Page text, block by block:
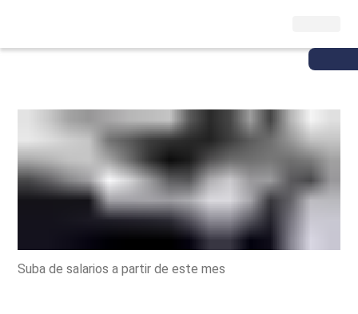
Suba de salarios a partir de este mes